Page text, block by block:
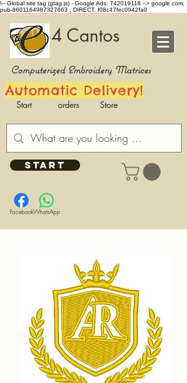
!-- Global site tag (gtag.js) - Google Ads: 742019118 --> google.com,
pub-8601164987327663 , DIRECT, f08c47fec0942fa0
4 Cantos
Computerized Embroidery Matrices
Automatic Delivery!
Start orders Store
START
FacebookWhatsApp